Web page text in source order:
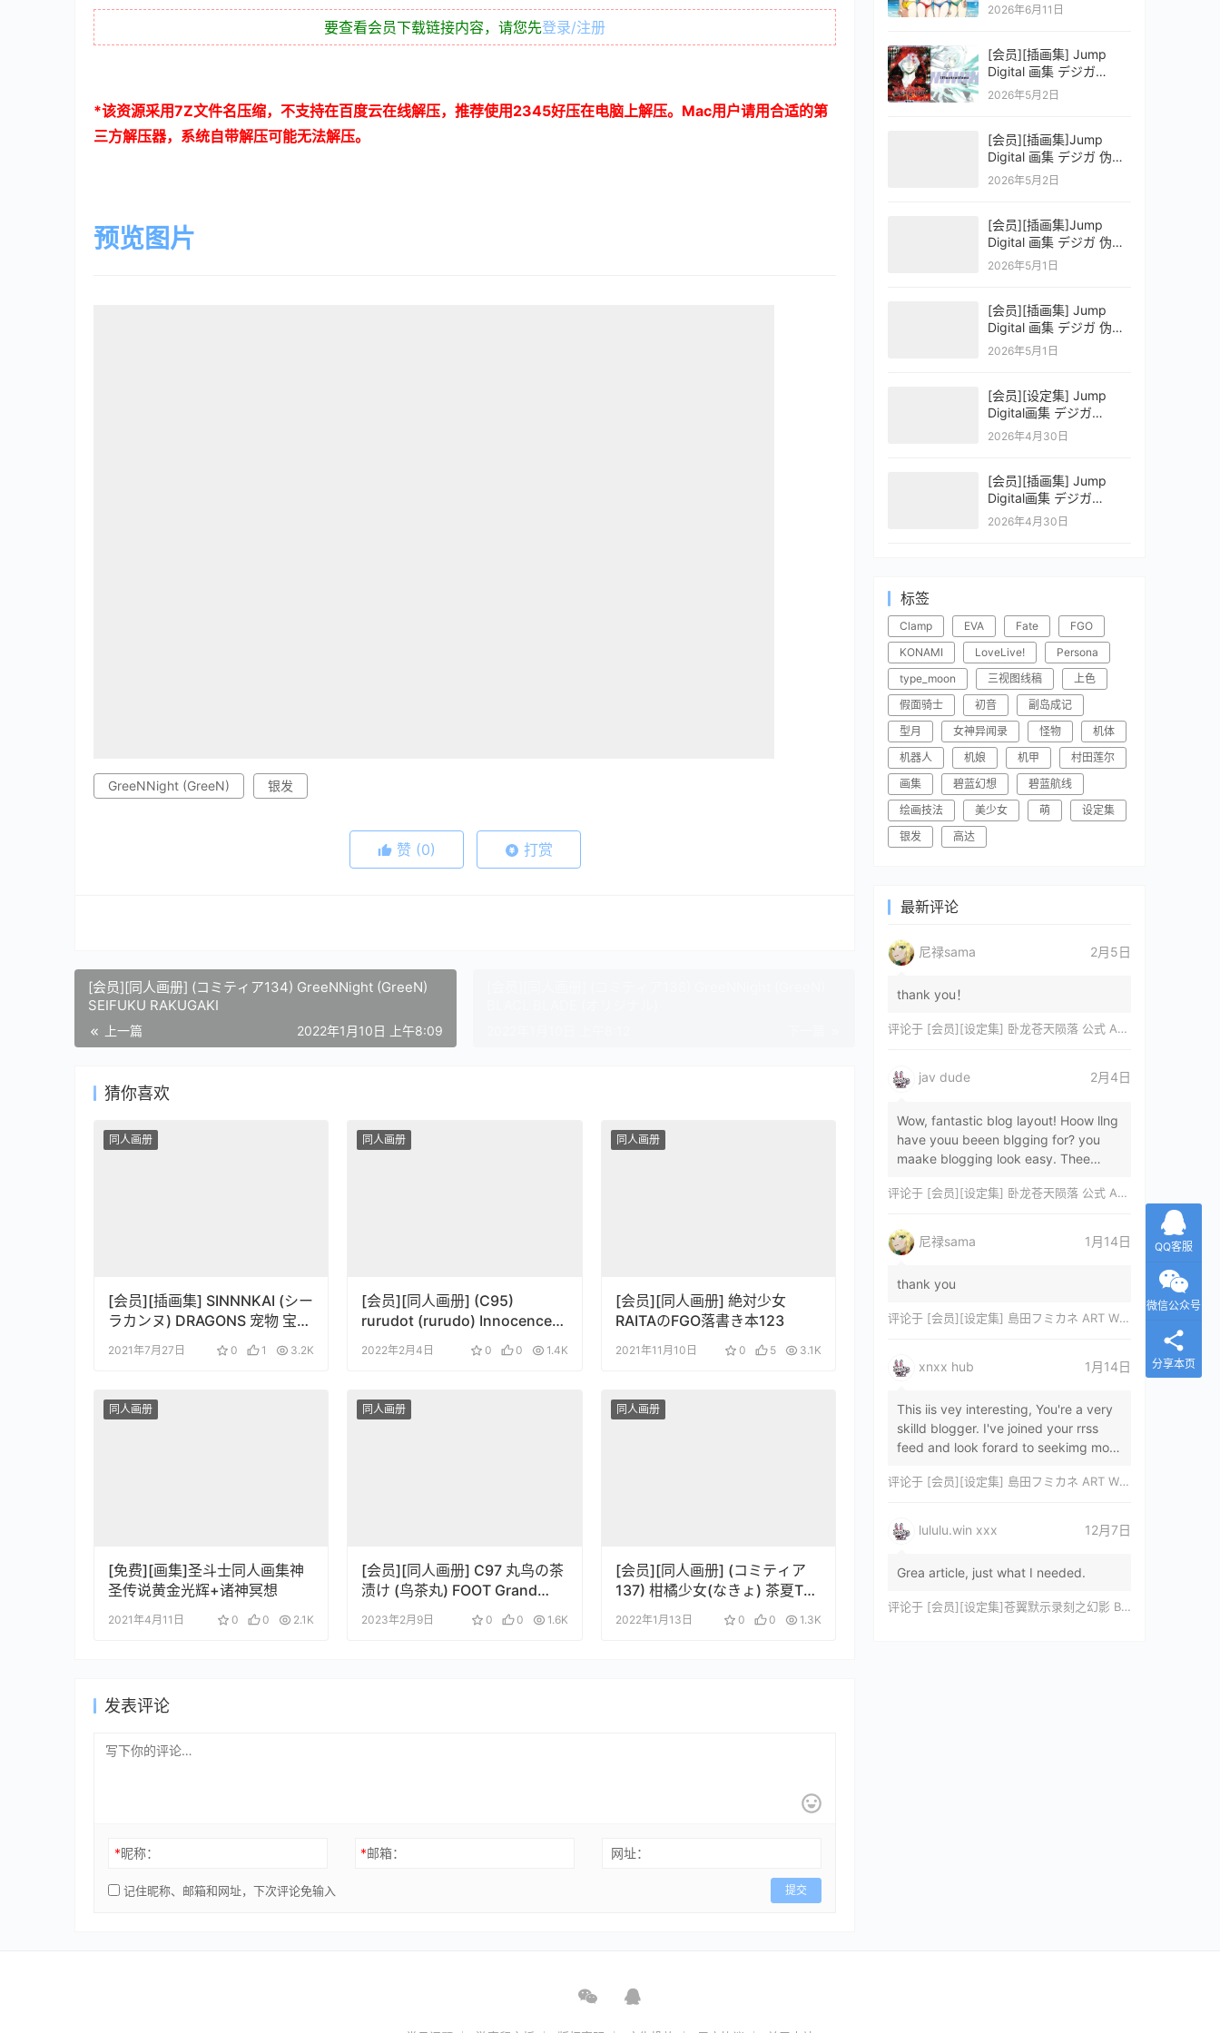
要查看会员下载链接内容，请您先登录/注册
*该资源采用7Z文件名压缩，不支持在百度云在线解压，推荐使用 2345好压在电脑上解压。 Mac用户请用合适的第
三方解压器，系统自带解压可能无法解压。
预览图片
GreeNNight (GreeN) 银发
赞 (0) 打赏
[会员][同人画册] (コミティア134) GreeNNight (GreeN)
SEIFUKU RAKUGAKI
上一篇 2022年1月10日 上午8:09
猜你喜欢
同人画册
[会员][插画集] SINNNKAI (シー
ラカンヌ) DRAGONS 宠物 宝可
梦同人插画
2021年7月27日 0 1 3.2K
同人画册
[会员][同人画册] (C95)
rurudot (rurudo) Innocence
(オリジナル)
2022年2月4日 0 0 1.4K
同人画册
[会员][同人画册] 絶対少女
RAITAのFGO落書き本123
2021年11月10日 0 5 3.1K
同人画册
[免费][画集]圣斗士同人画集神
圣传说黄金光辉+诸神冥想
2021年4月11日 0 0 2.1K
同人画册
[会员][同人画册] C97 丸鸟の茶
渍け (鸟茶丸) FOOT Grand
Order -裸足のサーヴァント-
Vol.3 (FateGrand Order)
2023年2月9日 0 0 1.6K
同人画册
[会员][同人画册] (コミティア
137) 柑橘少女(なきょ) 茶夏Tea
Summer
2022年1月13日 0 0 1.3K
发表评论
*昵称： *邮箱： 网址：
记住昵称、邮箱和网址，下次评论免输入 提交
OFFICIAL VISUAL
2026年6月11日
[会员][插画集] Jump
Digital 画集 デジガ
D.Gray-man
2026年5月2日
[会员][插画集]Jump
Digital 画集 デジガ 伪恋
ニセコイ 3
2026年5月2日
[会员][插画集]Jump
Digital 画集 デジガ 伪恋
ニセコイ 2
2026年5月1日
[会员][插画集] Jump
Digital 画集 デジガ 伪恋
ニセコイ 1
2026年5月1日
[会员][设定集] Jump
Digital画集 デジガ
CLAYMORE 2
2026年4月30日
[会员][插画集] Jump
Digital画集 デジガ
CLAYMORE 1
2026年4月30日
标签
Clamp EVA Fate
FGO
KONAMI
LoveLive!
Persona
type_moon
三视图线稿
上色
假面骑士
初音
副岛成记
型月
女神异闻录 怪物
机体
机器人
机娘 机甲
村田莲尔
画集
碧蓝幻想
碧蓝航线
绘画技法
美少女 萌
设定集
银发
高达
最新评论
尼禄sama 2月5日
thank you！
评论于 [会员][设定集] 卧龙苍天陨落 公式 ARTWORKS[DL]
jav dude 2月4日
Wow, fantastic blog layout! Hoow llng
have youu beeen blgging for? you
maake blogging look easy. Thee
magnificent, let…
评论于 [会员][设定集] 卧龙苍天陨落 公式 ARTWORKS[DL]
尼禄sama 1月14日
thank you
评论于 [会员][设定集] 島田フミカネ ART WORKS EXTRA Luminous Witches[DL]
xnxx hub 1月14日
This iis vey interesting, You're a very
skilld blogger. I've joined your rrss
feed and look forard to seekimg mor
评论于 [会员][设定集] 島田フミカネ ART WORKS EXTRA Luminous Witches[DL]
lululu.win xxx 12月7日
Grea article, just what I needed.
评论于 [会员][设定集]苍翼默示录刻之幻影 BLAZBLUE CHRONOPHANTASMA 公式設定資料集II
QQ客服
微信公众号
分享本页